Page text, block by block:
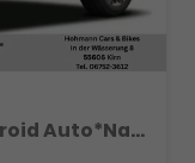
GL+ Comfort 1.4 MHEV AT Android Auto*Navi*SHZ*ACC*Kamera*Klimauto*LED*PrivacyGlas